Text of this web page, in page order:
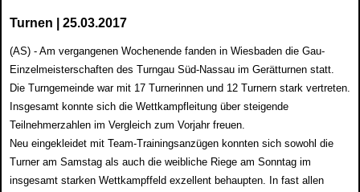
Turnen | 25.03.2017
(AS) - Am vergangenen Wochenende fanden in Wiesbaden die Gau-
Einzelmeisterschaften des Turngau Süd-Nassau im Gerätturnen statt.
Die Turngemeinde war mit 17 Turnerinnen und 12 Turnern stark vertreten.
Insgesamt konnte sich die Wettkampfleitung über steigende
Teilnehmerzahlen im Vergleich zum Vorjahr freuen.
Neu eingekleidet mit Team-Trainingsanzügen konnten sich sowohl die
Turner am Samstag als auch die weibliche Riege am Sonntag im
insgesamt starken Wettkampffeld exzellent behaupten. In fast allen